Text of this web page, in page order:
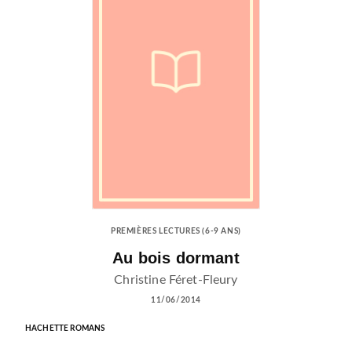
PREMIÈRES LECTURES (6-9 ANS)
Au bois dormant
Christine Féret-Fleury
11/06/2014
HACHETTE ROMANS